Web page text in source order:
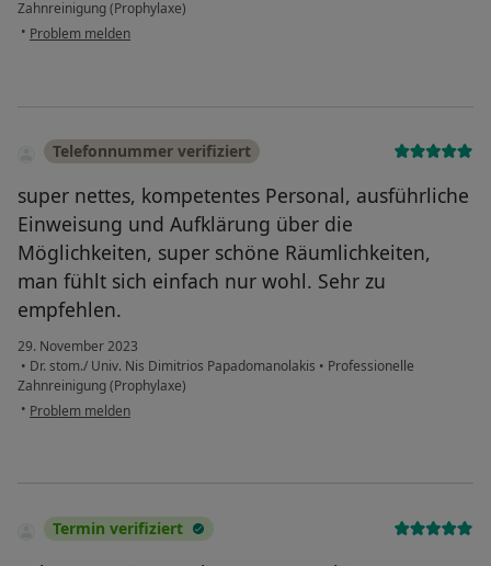
Zahnreinigung (Prophylaxe)
• Problem melden
Telefonnummer verifiziert
super nettes, kompetentes Personal, ausführliche
Einweisung und Aufklärung über die
Möglichkeiten, super schöne Räumlichkeiten,
man fühlt sich einfach nur wohl. Sehr zu
empfehlen.
29. November 2023
• Dr. stom./ Univ. Nis Dimitrios Papadomanolakis • Professionelle
Zahnreinigung (Prophylaxe)
• Problem melden
Termin verifiziert